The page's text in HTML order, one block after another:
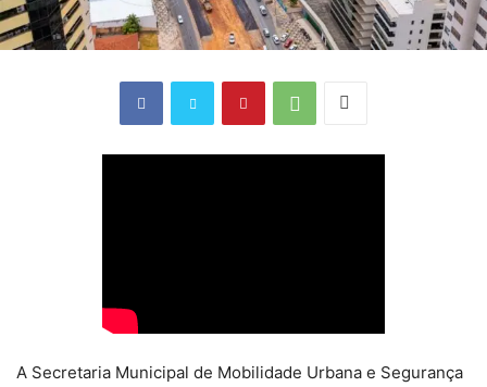
A Secretaria Municipal de Mobilidade Urbana e Segurança